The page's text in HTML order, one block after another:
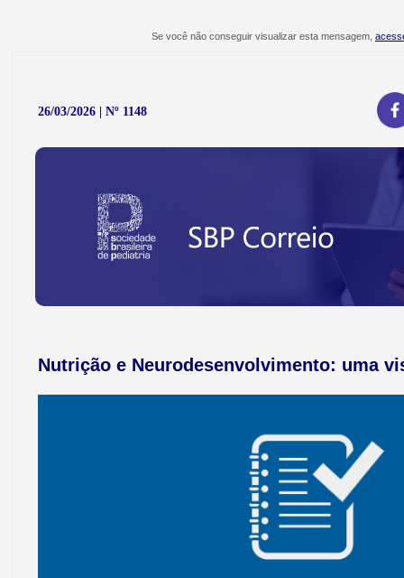
Se você não conseguir visualizar esta mensagem,
26/03/2026 | Nº 1148
Nutrição e Neurodesenvolvimento: uma